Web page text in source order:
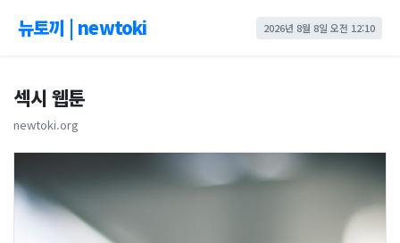
뉴토끼 | newtoki 2026년 8월 8일 오전 12:10
섹시 웹툰
newtoki.org